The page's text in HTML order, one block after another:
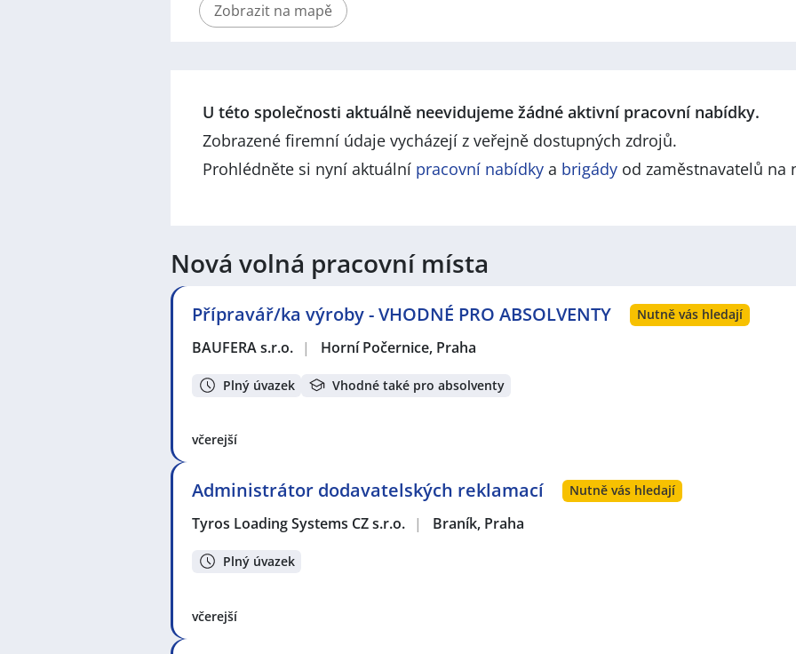
Zobrazit na mapě
U této společnosti aktuálně neevidujeme žádné aktivní pracovní nabídky.
Zobrazené firemní údaje vycházejí z veřejně dostupných zdrojů.
Prohlédněte si nyní aktuální pracovní nabídky a brigády od zaměstnavatelů na
Nová volná pracovní místa
Přípravář/ka výroby - VHODNÉ PRO ABSOLVENTY Nutně vás hledají
BAUFERA s.r.o. | Horní Počernice, Praha
Plný úvazek Vhodné také pro absolventy
včerejší
Administrátor dodavatelských reklamací Nutně vás hledají
Tyros Loading Systems CZ s.r.o. | Braník, Praha
Plný úvazek
včerejší